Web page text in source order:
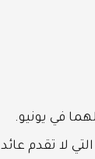
أن يكون أولهما في يونيو.
لا تقدم عائد